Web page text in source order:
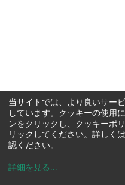
当サイトでは、より良いサー
しています。クッキーの使用
ンをクリックし、クッキーポ
リックしてください。詳しく
認ください。
詳細を見る ...